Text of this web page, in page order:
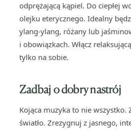
odprężającą kąpiel. Do ciepłej
olejku eterycznego. Idealny
ylang-ylang, różany lub
i obowiązkach. Włącz
tylko na sobie.
Zadbaj o dobry nastrój
Kojąca muzyka to nie wszystko.
światło. Zrezygnuj z jasnego,